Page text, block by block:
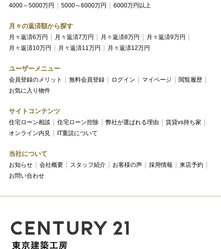
4000～5000万円
5000～6000万円 6000万円以上
月々の返済額から探す
月々返済6万円 月々返済7万円 月々返済8万円
月々返済9万円
月々返済10万円
月々返済11万円 月々返済12万円
ユーザーメニュー
会員登録のメリット 無料会員登録 ログイン マイページ
閲覧履歴
お気に入り物件
サイトコンテンツ
住宅ローン相談 住宅ローン控除 弊社が選ばれる理由
賃貸vs持ち家
オンライン内見
IT重説について
当社について
お知らせ 会社概要 スタッフ紹介 お客様の声 採用情報
来店予約
お問い合わせ